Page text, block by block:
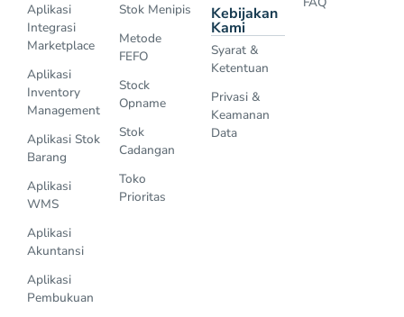
Aplikasi
Integrasi
Marketplace
Aplikasi
Inventory
Management
Aplikasi Stok
Barang
Aplikasi
WMS
Aplikasi
Akuntansi
Aplikasi
Pembukuan
Stok Menipis
Metode
FEFO
Stock
Opname
Stok
Cadangan
Toko
Prioritas
Kebijakan
Kami
Syarat &
Ketentuan
Privasi &
Keamanan
Data